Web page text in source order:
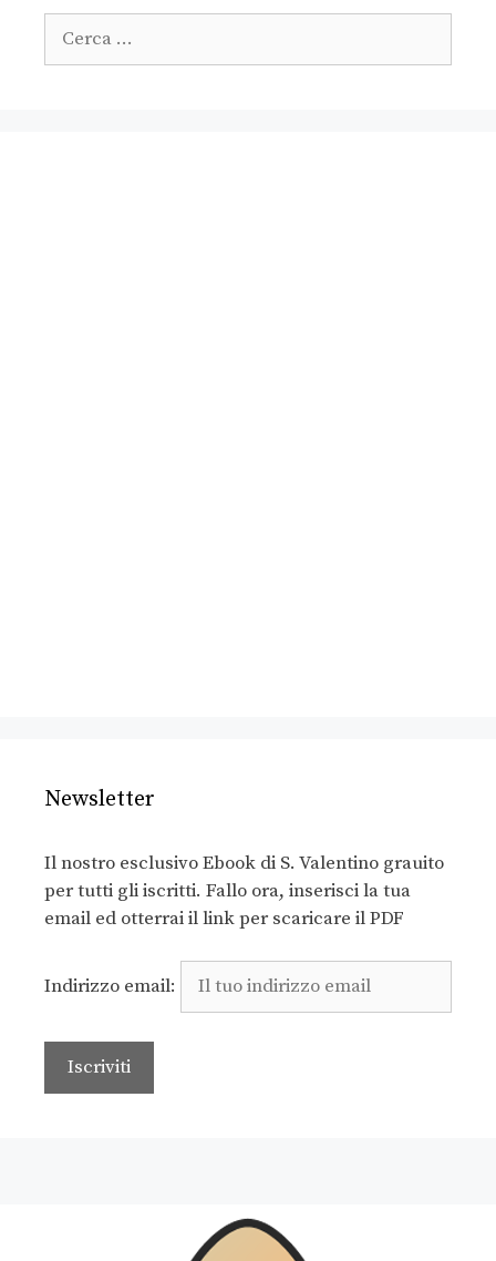
Newsletter
Il nostro esclusivo Ebook di S. Valentino grauito
per tutti gli iscritti. Fallo ora, inserisci la tua
email ed otterrai il link per scaricare il PDF
Indirizzo email: